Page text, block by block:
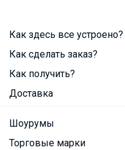
Как здесь все устроено?
Как сделать заказ?
Как получить?
Доставка
Шоурумы
Торговые марки